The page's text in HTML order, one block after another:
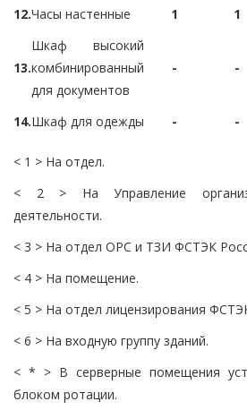
12.Часы настенные 1 1
13.
Шкаф высокий
комбинированный
для документов
- -
14.Шкаф для одежды - -
< 1 > На отдел.
< 2 > На Управление
деятельности.
< 3 > На отдел ОРС и ТЗИ ФСТЭК
< 4 > На помещение.
< 5 > На отдел лицензирования
< 6 > На входную группу зданий.
< * > В серверные помещения
блоком ротации.